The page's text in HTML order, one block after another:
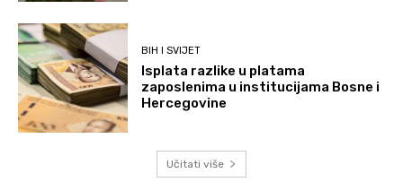
BIH I SVIJET
Isplata razlike u platama
zaposlenima u institucijama Bosne i
Hercegovine
Učitati više